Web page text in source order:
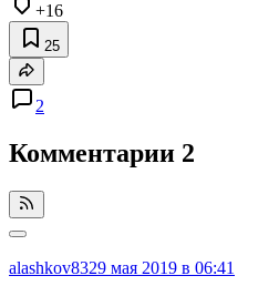
+16
25
2
Комментарии 2
alashkov8329 мая 2019 в 06:41